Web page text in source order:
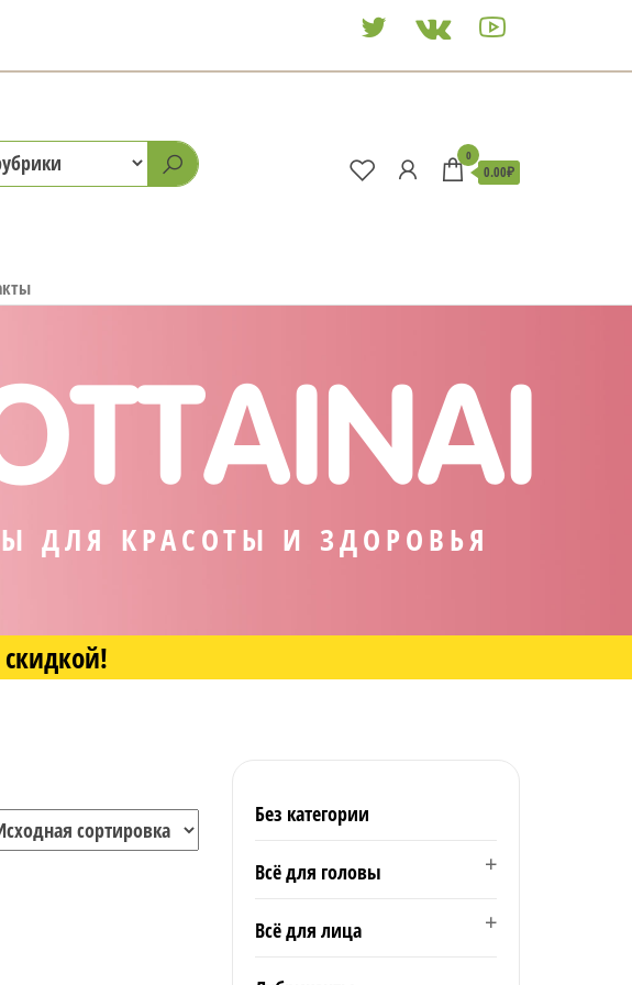
0
0.00₽
ДЛЯ КРАСОТЫ И ЗДОРОВЬЯ
Без категории
Всё для головы
Всё для лица